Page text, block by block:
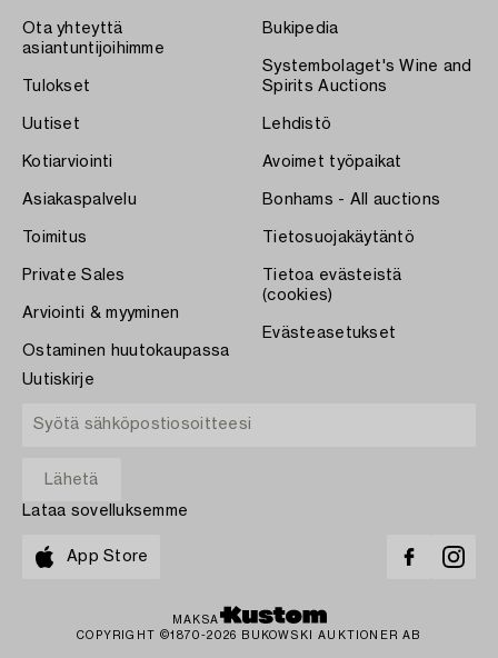
Ota yhteyttä
asiantuntijoihimme
Tulokset
Uutiset
Kotiarviointi
Asiakaspalvelu
Toimitus
Private Sales
Arviointi & myyminen
Ostaminen huutokaupassa
Bukipedia
Systembolaget's Wine and
Spirits Auctions
Lehdistö
Avoimet työpaikat
Bonhams - All auctions
Tietosuojakäytäntö
Tietoa evästeistä
(cookies)
Evästeasetukset
Uutiskirje
Lataa sovelluksemme
App Store
MAKSA
COPYRIGHT ©1870-2026 BUKOWSKI AUKTIONER AB